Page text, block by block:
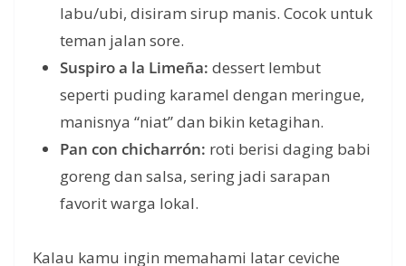
labu/ubi, disiram sirup manis. Cocok untuk
teman jalan sore.
Suspiro a la Limeña: dessert lembut
seperti puding karamel dengan meringue,
manisnya “niat” dan bikin ketagihan.
Pan con chicharrón: roti berisi daging babi
goreng dan salsa, sering jadi sarapan
favorit warga lokal.
Kalau kamu ingin memahami latar ceviche